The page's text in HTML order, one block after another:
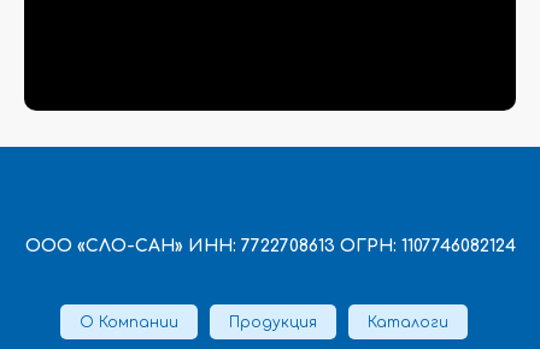
ООО «СЛО-САН» ИНН: 7722708613 ОГРН: 1107746082124
О Компании Продукция Каталоги